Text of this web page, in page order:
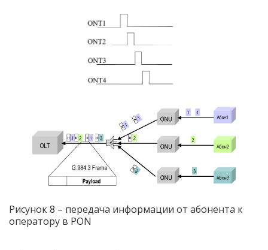
Рисунок 8 – передача информации от абонента к
оператору в PON